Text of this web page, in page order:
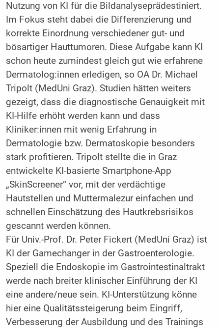
Nutzung von KI für die Bildanalyseprädestiniert.
Im Fokus steht dabei die Differenzierung und
korrekte Einordnung verschiedener gut- und
bösartiger Hauttumoren. Diese Aufgabe kann KI
schon heute zumindest gleich gut wie erfahrene
Dermatolog:innen erledigen, so OA Dr. Michael
Tripolt (MedUni Graz). Studien hätten weiters
gezeigt, dass die diagnostische Genauigkeit mit
KI-Hilfe erhöht werden kann und dass
Kliniker:innen mit wenig Erfahrung in
Dermatologie bzw. Dermatoskopie besonders
stark profitieren. Tripolt stellte die in Graz
entwickelte KI-basierte Smartphone-App
„SkinScreener“ vor, mit der verdächtige
Hautstellen und Muttermalezur einfachen und
schnellen Einschätzung des Hautkrebsrisikos
gescannt werden können.
Für Univ.-Prof. Dr. Peter Fickert (MedUni Graz) ist
KI der Gamechanger in der Gastroenterologie.
Speziell die Endoskopie im Gastrointestinaltrakt
werde nach breiter klinischer Einführung der KI
eine andere/neue sein. KI-Unterstützung könne
hier eine Qualitätssteigerung beim Eingriff,
Verbesserung der Ausbildung und des Trainings